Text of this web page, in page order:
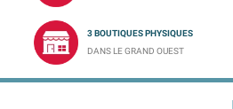
3 BOUTIQUES PHYSIQUES
DANS LE GRAND OUEST